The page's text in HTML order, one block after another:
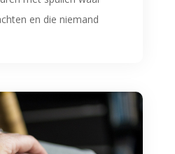
en die niemand